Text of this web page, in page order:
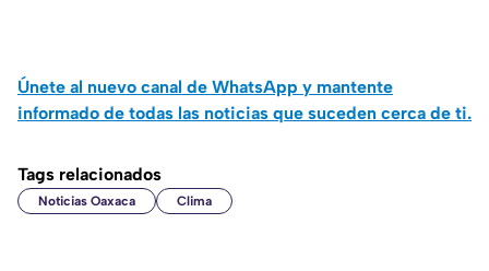
Únete al nuevo canal de WhatsApp y mantente
informado de todas las noticias que suceden cerca de ti.
Tags relacionados
Noticias Oaxaca Clima